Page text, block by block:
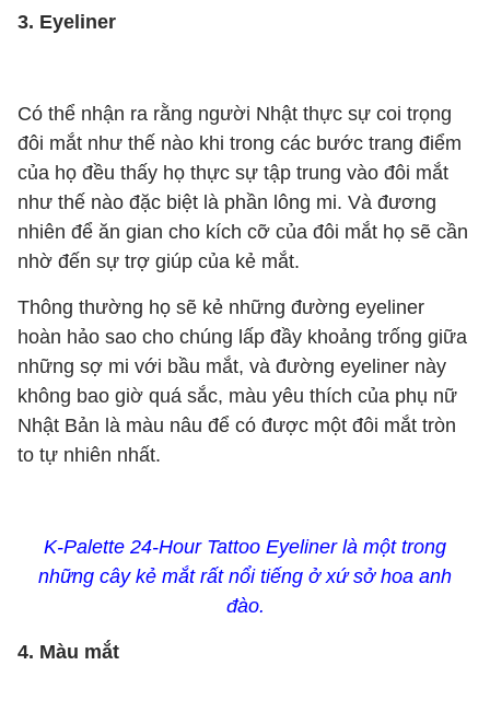
3. Eyeliner
Có thể nhận ra rằng người Nhật thực sự coi trọng
đôi mắt như thế nào khi trong các bước trang điểm
của họ đều thấy họ thực sự tập trung vào đôi mắt
như thế nào đặc biệt là phần lông mi. Và đương
nhiên để ăn gian cho kích cỡ của đôi mắt họ sẽ cần
nhờ đến sự trợ giúp của kẻ mắt.
Thông thường họ sẽ kẻ những đường eyeliner
hoàn hảo sao cho chúng lấp đầy khoảng trống giữa
những sợ mi với bầu mắt, và đường eyeliner này
không bao giờ quá sắc, màu yêu thích của phụ nữ
Nhật Bản là màu nâu để có được một đôi mắt tròn
to tự nhiên nhất.
K-Palette 24-Hour Tattoo Eyeliner là một trong
những cây kẻ mắt rất nổi tiếng ở xứ sở hoa anh
đào.
4. Màu mắt